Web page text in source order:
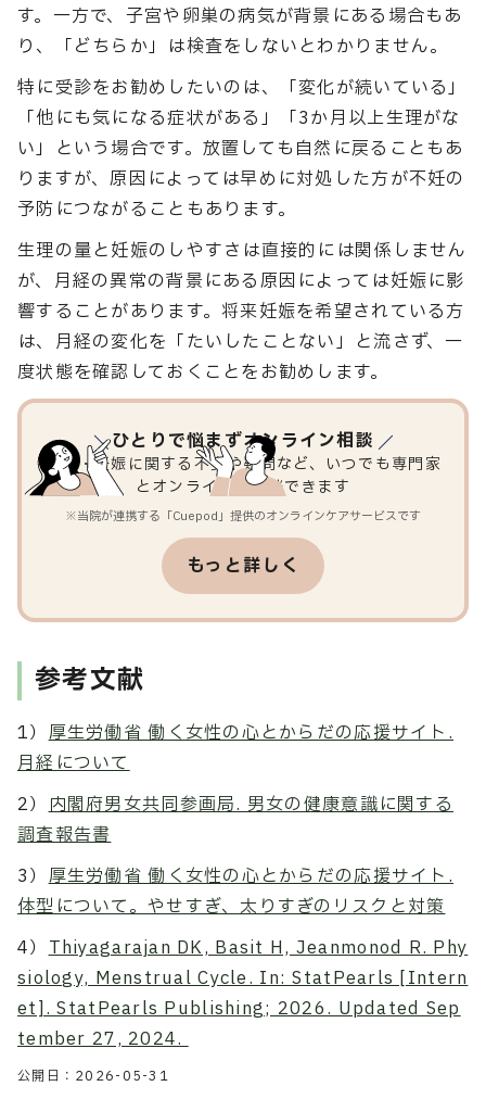
す。一方で、子宮や卵巣の病気が背景にある場合もあ
り、「どちらか」は検査をしないとわかりません。
特に受診をお勧めしたいのは、「変化が続いている」
「他にも気になる症状がある」「3か月以上生理がな
い」という場合です。放置しても自然に戻ることもあ
りますが、原因によっては早めに対処した方が不妊の
予防につながることもあります。
生理の量と妊娠のしやすさは直接的には関係しません
が、月経の異常の背景にある原因によっては妊娠に影
響することがあります。将来妊娠を希望されている方
は、月経の変化を「たいしたことない」と流さず、一
度状態を確認しておくことをお勧めします。
ひとりで悩まずオンライン相談
妊活・妊娠に関する不安や疑問など、いつでも専門家
とオンラインで相談できます
※当院が連携する「Cuepod」提供のオンラインケアサービスです
もっと詳しく
参考文献
1）厚生労働省 働く女性の心とからだの応援サイト.
月経について
2）内閣府男女共同参画局. 男女の健康意識に関する
調査報告書
3）厚生労働省 働く女性の心とからだの応援サイト.
体型について。やせすぎ、太りすぎのリスクと対策
4）Thiyagarajan DK, Basit H, Jeanmonod R. Phy
siology, Menstrual Cycle. In: StatPearls [Intern
et]. StatPearls Publishing; 2026. Updated Sep
tember 27, 2024.
公開日： 2026-05-31